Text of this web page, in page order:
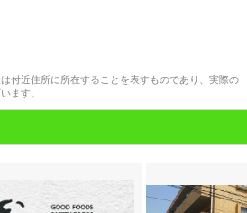
付近住所に所在することを表すものであり、実際の
ます。